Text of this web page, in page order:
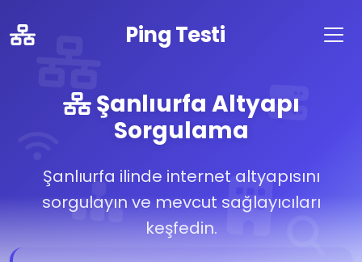
Ping Testi
Şanlıurfa Altyapı
Sorgulama
Şanlıurfa ilinde internet altyapısını
sorgulayın ve mevcut sağlayıcıları
keşfedin.